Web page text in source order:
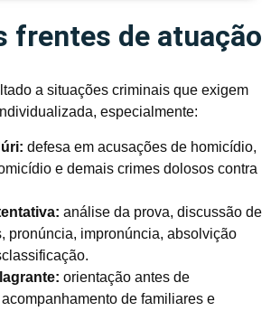
frentes de atuação
a situações criminais que exigem
especialmente:
defesa em acusações de homicídio,
e demais crimes dolosos contra
análise da prova, discussão de
pronúncia, impronúncia, absolvição
orientação antes de
de familiares e